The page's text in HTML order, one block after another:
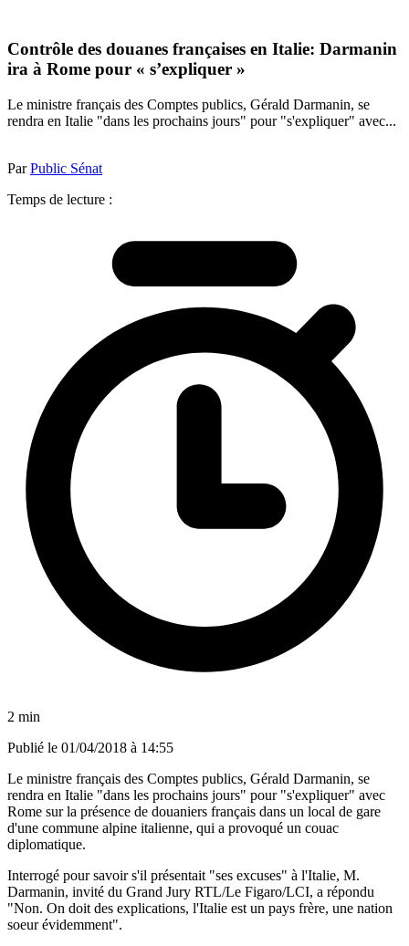
Contrôle des douanes françaises en Italie: Darmanin
ira à Rome pour « s’expliquer »
Le ministre français des Comptes publics, Gérald Darmanin, se
rendra en Italie "dans les prochains jours" pour "s'expliquer" avec...
ParPublic Sénat
Temps de lecture :
2 min
Publié le 01/04/2018 à 14:55
Le ministre français des Comptes publics, Gérald Darmanin, se
rendra en Italie "dans les prochains jours" pour "s'expliquer" avec
Rome sur la présence de douaniers français dans un local de gare
d'une commune alpine italienne, qui a provoqué un couac
diplomatique.
Interrogé pour savoir s'il présentait "ses excuses" à l'Italie, M.
Darmanin, invité du Grand Jury RTL/Le Figaro/LCI, a répondu
"Non. On doit des explications, l'Italie est un pays frère, une nation
soeur évidemment".